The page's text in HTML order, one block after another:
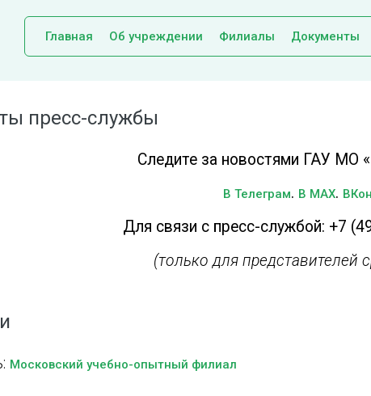
Главная Об учреждении Филиалы Документы
пресс-службы
Следите за новостями ГАУ МО
В Телеграм. В MAX.
Для связи с пресс-службой: +7
(только для
Московский учебно-опытный филиал